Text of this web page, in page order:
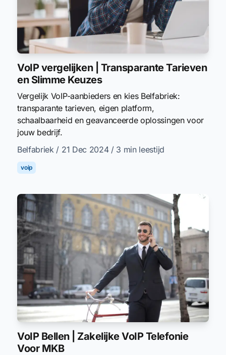
VoIP vergelijken | Transparante Tarieven
en Slimme Keuzes
Vergelijk VoIP-aanbieders en kies Belfabriek:
transparante tarieven, eigen platform,
schaalbaarheid en geavanceerde oplossingen voor
jouw bedrijf.
Belfabriek / 21 Dec 2024 / 3 min leestijd
voip
VoIP Bellen | Zakelijke VoIP Telefonie
Voor MKB